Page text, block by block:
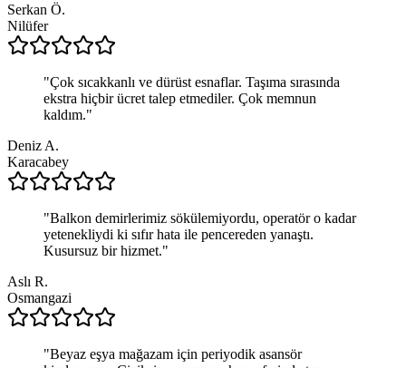
Serkan Ö.
Nilüfer
"Çok sıcakkanlı ve dürüst esnaflar. Taşıma sırasında
ekstra hiçbir ücret talep etmediler. Çok memnun
kaldım."
Deniz A.
Karacabey
"Balkon demirlerimiz sökülemiyordu, operatör o kadar
yetenekliydi ki sıfır hata ile pencereden yanaştı.
Kusursuz bir hizmet."
Aslı R.
Osmangazi
"Beyaz eşya mağazam için periyodik asansör